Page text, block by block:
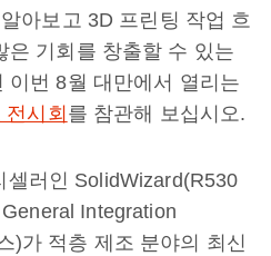
아보고 3D 프린팅 작업 흐
은 기회를 창출할 수 있는
이번 8월 대만에서 열리는
시회 를 참관해 보십시오.
러인 SolidWizard(R530
Integration
)가 적층 제조 분야의 최신